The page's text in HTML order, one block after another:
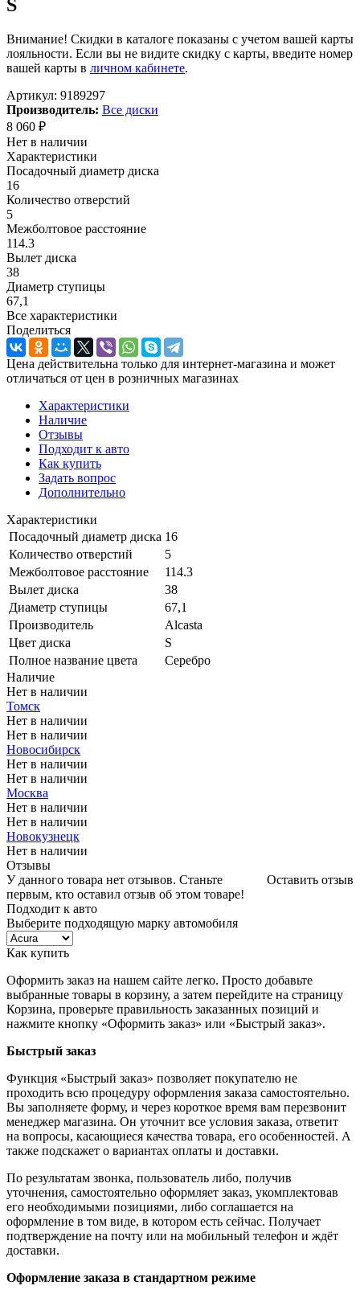
S
Внимание! Скидки в каталоге показаны с учетом вашей карты
лояльности. Если вы не видите скидку с карты, введите номер
вашей карты в личном кабинете.
Артикул: 9189297
Производитель: Все диски
8 060 ₽
Нет в наличии
Характеристики
Посадочный диаметр диска
16
Количество отверстий
5
Межболтовое расстояние
114.3
Вылет диска
38
Диаметр ступицы
67,1
Все характеристики
Поделиться
Цена действительна только для интернет-магазина и может
отличаться от цен в розничных магазинах
Характеристики
Наличие
Отзывы
Подходит к авто
Как купить
Задать вопрос
Дополнительно
Характеристики
Посадочный диаметр диска 16
Количество отверстий
5
Межболтовое расстояние
114.3
Вылет диска
38
Диаметр ступицы
67,1
Производитель
Alcasta
Цвет диска
S
Полное название цвета
Серебро
Наличие
Нет в наличии
Томск
Нет в наличии
Нет в наличии
Новосибирск
Нет в наличии
Нет в наличии
Москва
Нет в наличии
Нет в наличии
Новокузнецк
Нет в наличии
Отзывы
Оставить отзыв
У данного товара нет отзывов. Станьте
первым, кто оставил отзыв об этом товаре!
Подходит к авто
Выберите подходящую марку автомобиля
Как купить
Оформить заказ на нашем сайте легко. Просто добавьте
выбранные товары в корзину, а затем перейдите на страницу
Корзина, проверьте правильность заказанных позиций и
нажмите кнопку «Оформить заказ» или «Быстрый заказ».
Быстрый заказ
Функция «Быстрый заказ» позволяет покупателю не
проходить всю процедуру оформления заказа самостоятельно.
Вы заполняете форму, и через короткое время вам перезвонит
менеджер магазина. Он уточнит все условия заказа, ответит
на вопросы, касающиеся качества товара, его особенностей. А
также подскажет о вариантах оплаты и доставки.
По результатам звонка, пользователь либо, получив
уточнения, самостоятельно оформляет заказ, укомплектовав
его необходимыми позициями, либо соглашается на
оформление в том виде, в котором есть сейчас. Получает
подтверждение на почту или на мобильный телефон и ждёт
доставки.
Оформление заказа в стандартном режиме